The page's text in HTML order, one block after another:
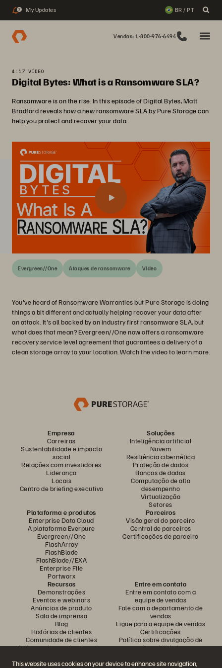
This website uses cookies on your device to enhance site navigation,
2 My Updates BR / PT
Vendas: 1-800-976-6494
4:17 VÍDEO
Digital Bytes: What is a Ransomware SLA?
Ransomware is on the rise. In this episode of Digital Bytes, Matt
Bradford reveals how a new ransomware SLA by Pure Storage can
help you protect and recover your data.
Evergreen//One Ataques de ransomware Vídeo
You've heard of Ransomware Warranties but Pure Storage is doing
things a bit different and actually helping recover your data after
an attack. It's all backed by an industry first ransomware SLA, but
what does that mean? Evergreen//One now offers a ransomware
recovery service level agreement that guarantees a delivery of a
clean storage array to your location. Watch the video to learn more.
Empresa
Carreiras
Sustentabilidade e impacto
social
Relações com investidores
Liderança
Locais
Centro de briefing executivo
Soluções
Inteligência artificial
Nuvem
Resiliência cibernética
Proteção de dados
Bancos de dados
Computação de alto
desempenho
Virtualização
Setores
Plataforma e produtos
Enterprise Data Cloud
A plataforma Everpure
Evergreen//One
FlashArray
FlashBlade
FlashBlade//EXA
Enterprise File
Portworx
Parceiros
Visão geral do parceiro
Central de parceiros
Certificações de parceiro
Recursos
Demonstrações
Eventos e webinars
Anúncios de produto
Sala de imprensa
Blog
Histórias de clientes
Comunidade de clientes
Artigos sobre conhecimentos
Entre em contato
Entre em contato com a
equipe de vendas
Fale com o departamento de
vendas
Ligue para a equipe de vendas
Certificações
Política sobre divulgação de
vulnerabilidades